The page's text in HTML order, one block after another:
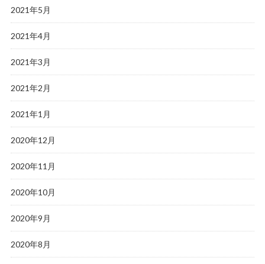
2021年5月
2021年4月
2021年3月
2021年2月
2021年1月
2020年12月
2020年11月
2020年10月
2020年9月
2020年8月